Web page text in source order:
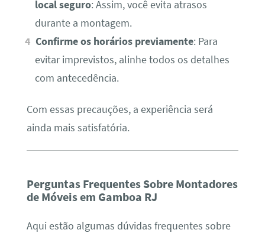
local seguro: Assim, você evita atrasos
durante a montagem.
Confirme os horários previamente: Para
evitar imprevistos, alinhe todos os detalhes
com antecedência.
Com essas precauções, a experiência será
ainda mais satisfatória.
Perguntas Frequentes Sobre Montadores
de Móveis em Gamboa RJ
Aqui estão algumas dúvidas frequentes sobre